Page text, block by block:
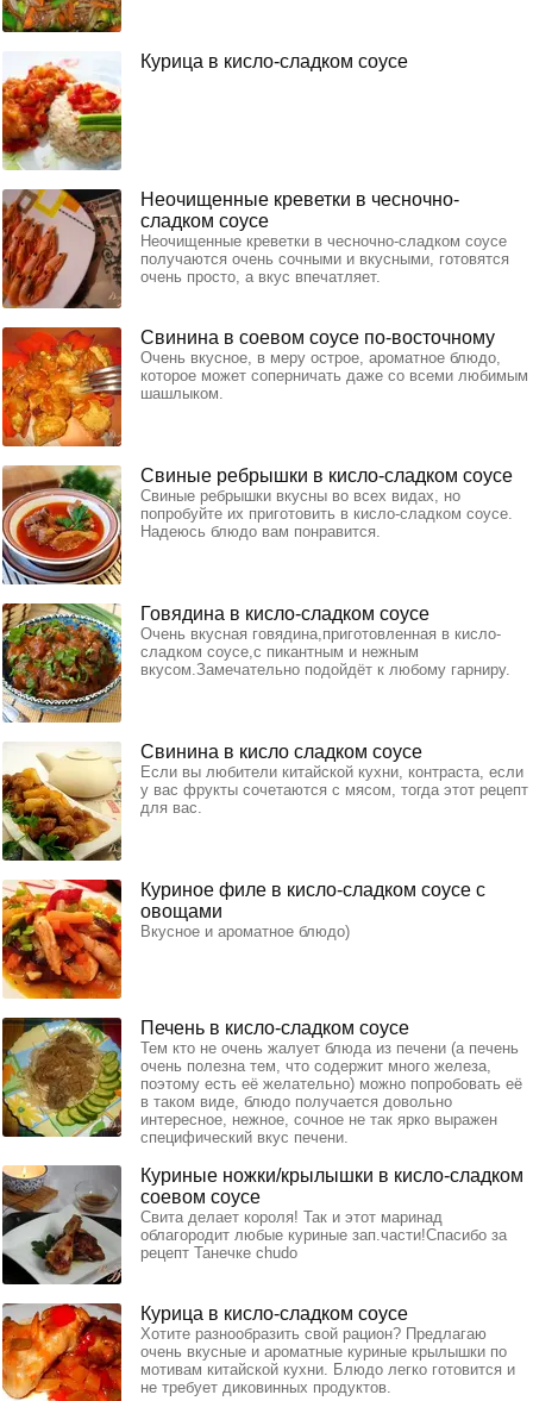
Курица в кисло-сладком соусе
Неочищенные креветки в чесночно-
сладком соусе
Неочищенные креветки в чесночно-сладком соусе
получаются очень сочными и вкусными, готовятся
очень просто, а вкус впечатляет.
Свинина в соевом соусе по-восточному
Очень вкусное, в меру острое, ароматное блюдо,
которое может соперничать даже со всеми любимым
шашлыком.
Свиные ребрышки в кисло-сладком соусе
Свиные ребрышки вкусны во всех видах, но
попробуйте их приготовить в кисло-сладком соусе.
Надеюсь блюдо вам понравится.
Говядина в кисло-сладком соусе
Очень вкусная говядина,приготовленная в кисло-
сладком соусе,с пикантным и нежным
вкусом.Замечательно подойдёт к любому гарниру.
Свинина в кисло сладком соусе
Если вы любители китайской кухни, контраста, если
у вас фрукты сочетаются с мясом, тогда этот рецепт
для вас.
Куриное филе в кисло-сладком соусе с
овощами
Вкусное и ароматное блюдо)
Печень в кисло-сладком соусе
Тем кто не очень жалует блюда из печени (а печень
очень полезна тем, что содержит много железа,
поэтому есть её желательно) можно попробовать её
в таком виде, блюдо получается довольно
интересное, нежное, сочное не так ярко выражен
специфический вкус печени.
Куриные ножки/крылышки в кисло-сладком
соевом соусе
Свита делает короля! Так и этот маринад
облагородит любые куриные зап.части!Спасибо за
рецепт Танечке chudo
Курица в кисло-сладком соусе
Хотите разнообразить свой рацион? Предлагаю
очень вкусные и ароматные куриные крылышки по
мотивам китайской кухни. Блюдо легко готовится и
не требует диковинных продуктов.